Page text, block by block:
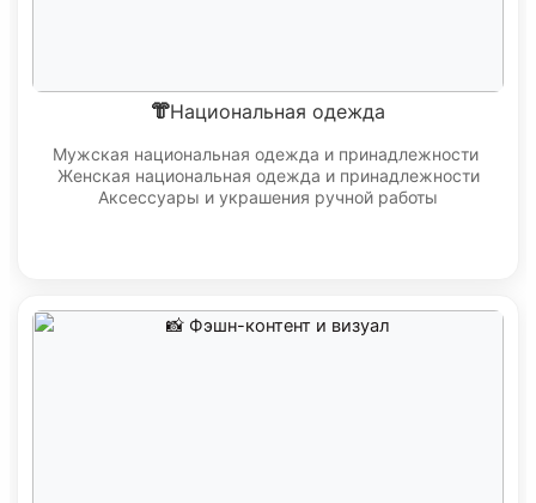
👘Национальная одежда
Мужская национальная одежда и принадлежности
Женская национальная одежда и принадлежности
Аксессуары и украшения ручной работы